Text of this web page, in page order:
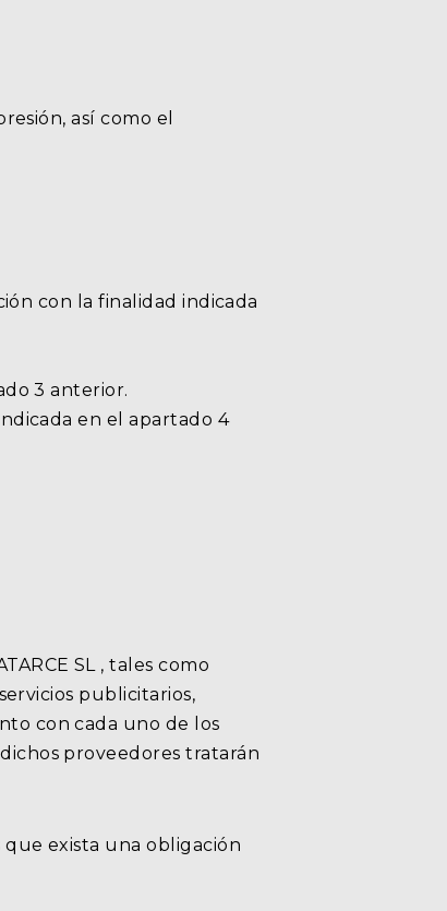
así como el
con la finalidad indicada
3 anterior.
en el apartado 4
SL , tales como
publicitarios,
con cada uno de los
proveedores tratarán
que exista una obligación